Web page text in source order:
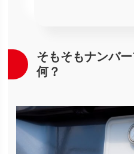
そもそもナンバ
何？